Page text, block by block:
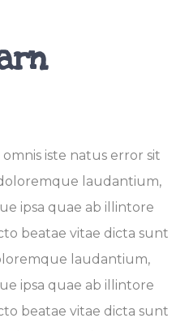
iste natus error sit
laudantium,
ipsa quae ab illintore
beatae vitae dicta sunt
laudantium,
ipsa quae ab illintore
beatae vitae dicta sunt